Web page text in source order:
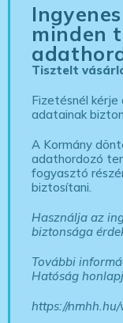
minden
Tisztelt
Fizetésnél
adatainak
A Kormány
adathordozó
fogyasztó
biztosítani.
Használja az
biztonsága
További
Hatóság
https://